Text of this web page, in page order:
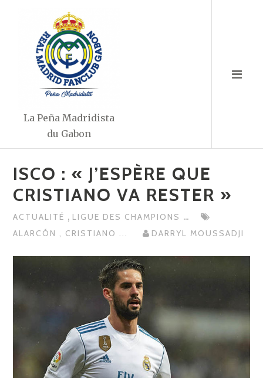
La Peña Madridista
du Gabon
ISCO : « J’ESPÈRE QUE
CRISTIANO VA RESTER »
ACTUALITÉ , LIGUE DES CHAMPIONS ...
ALARCÓN , CRISTIANO ... DARRYL MOUSSADJI